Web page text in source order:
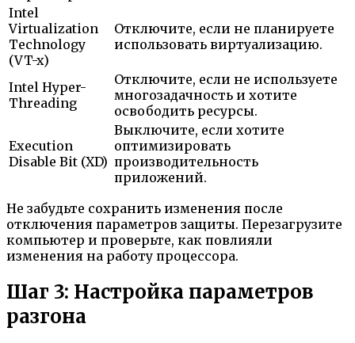
Intel
Virtualization
Technology
(VT-x)
Отключите, если не планируете
использовать виртуализацию.
Intel Hyper-
Threading
Отключите, если не используете
многозадачность и хотите
освободить ресурсы.
Execution
Disable Bit (XD)
Выключите, если хотите
оптимизировать
производительность
приложений.
Не забудьте сохранить изменения после
отключения параметров защиты. Перезагрузите
компьютер и проверьте, как повлияли
изменения на работу процессора.
Шаг 3: Настройка параметров
разгона